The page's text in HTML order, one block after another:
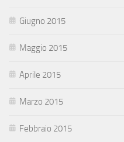
Giugno 2015
Maggio 2015
Aprile 2015
Marzo 2015
Febbraio 2015